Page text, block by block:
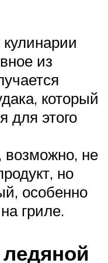
из
который
для этого
возможно, не
но
особенно
гриле.